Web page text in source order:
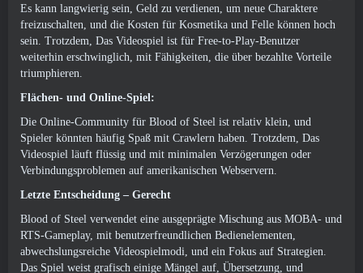
Es kann langwierig sein, Geld zu verdienen, um neue Charaktere
freizuschalten, und die Kosten für Kosmetika und Felle können hoch
sein. Trotzdem, Das Videospiel ist für Free-to-Play-Benutzer
weiterhin erschwinglich, mit Fähigkeiten, die über bezahlte Vorteile
triumphieren.
Flächen- und Online-Spiel:
Die Online-Community für Blood of Steel ist relativ klein, und
Spieler könnten häufig Spaß mit Crawlern haben. Trotzdem, Das
Videospiel läuft flüssig und mit minimalen Verzögerungen oder
Verbindungsproblemen auf amerikanischen Webservern.
Letzte Entscheidung – Gerecht
Blood of Steel verwendet eine ausgeprägte Mischung aus MOBA- und
RTS-Gameplay, mit benutzerfreundlichen Bedienelementen,
abwechslungsreiche Videospielmodi, und ein Fokus auf Strategien.
Das Spiel weist grafisch einige Mängel auf, Übersetzung, und